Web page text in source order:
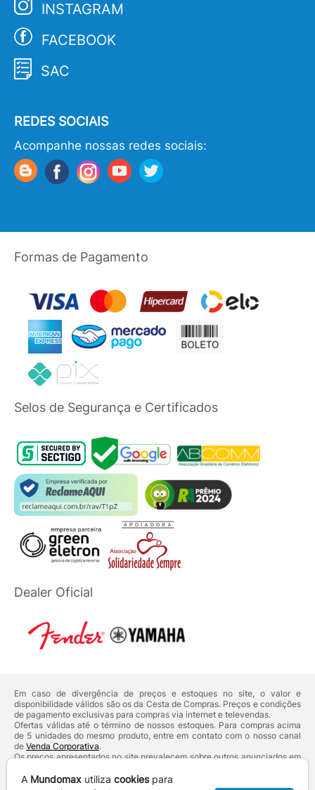
INSTAGRAM
FACEBOOK
SAC
REDES SOCIAIS
Acompanhe nossas redes sociais:
Formas de Pagamento
Selos de Segurança e Certificados
Dealer Oficial
Em caso de divergência de preços e estoques no site, o valor e
disponibilidade válidos são os da Cesta de Compras. Preços e condições
de pagamento exclusivas para compras via internet e televendas.
Ofertas válidas até o término de nossos estoques. Para compras acima
de 5 unidades do mesmo produto, entre em contato com o nosso canal
de Venda Corporativa.
Os preços apresentados no site prevalecem sobre outros anunciados em
Defesa do Consumidor:Lei nº 8.078.
A Mundomax utiliza cookiespara